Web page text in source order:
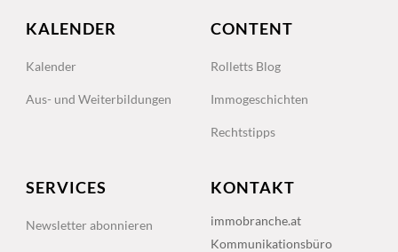
KALENDER
Kalender
Aus- und Weiterbildungen
CONTENT
Rolletts Blog
Immogeschichten
Rechtstipps
SERVICES
Newsletter abonnieren
KONTAKT
immobranche.at
Kommunikationsbüro